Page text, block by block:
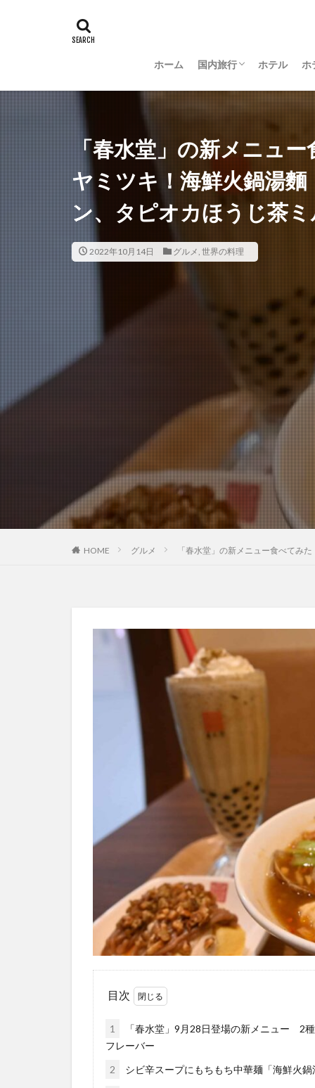
ホーム 国内旅行
羽田空港グルメ
大阪
京都
沖縄
新潟
長野
茨城
富山
金沢
山梨
ホテル ホ
「春水堂」の新メニュ
ヤミツキ！海鮮火鍋湯
ン、タピオカほうじ茶
2022年10月14日 グルメ, 世界の料理
HOME グルメ 「春水堂」の新メニュー食べて
目次
1
「春水堂」9月28日登場の新メニュー 2
フレーバー
2
シビ辛スープにもちもち中華麺「海鮮火